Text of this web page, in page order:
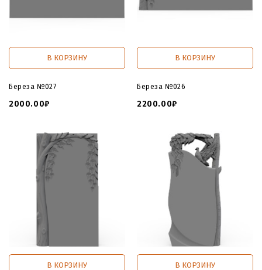
В КОРЗИНУ
Береза №027
2000.00₽
В КОРЗИНУ
Береза №026
2200.00₽
В КОРЗИНУ В КОРЗИНУ